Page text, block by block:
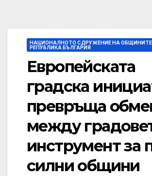
НАЦИОНАЛНОТО СДРУЖЕНИЕ НА ОБЩИНИТЕ
РЕПУБЛИКА БЪЛГАРИЯ
Европейската
градска
превръща
между
инструмент за
силни общини